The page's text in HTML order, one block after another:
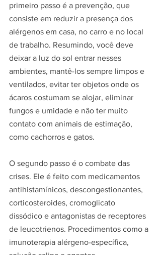
primeiro passo é a prevenção, que
consiste em reduzir a presença dos
alérgenos em casa, no carro e no local
de trabalho. Resumindo, você deve
deixar a luz do sol entrar nesses
ambientes, mantê-los sempre limpos e
ventilados, evitar ter objetos onde os
ácaros costumam se alojar, eliminar
fungos e umidade e não ter muito
contato com animais de estimação,
como cachorros e gatos.
O segundo passo é o combate das
crises. Ele é feito com medicamentos
antihistamínicos, descongestionantes,
corticosteroides, cromoglicato
dissódico e antagonistas de receptores
de leucotrienos. Procedimentos como a
imunoterapia alérgeno-específica,